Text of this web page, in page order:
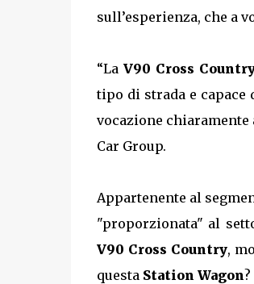
sull’esperienza, che a
“La V90 Cross
tipo di strada e
vocazione chiaramente
Car Group.
Appartenente al
"proporzionata" al
V90 Cross Country,
questa Station Wagon?